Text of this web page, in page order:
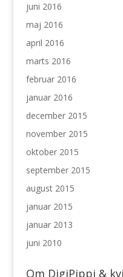
juni 2016
maj 2016
april 2016
marts 2016
februar 2016
januar 2016
december 2015
november 2015
oktober 2015
september 2015
august 2015
januar 2015
januar 2013
juni 2010
Om DigiPippi &